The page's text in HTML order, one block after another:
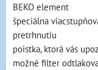
BEKO element
špeciálna
pretrhnutiu
poistka, ktorá vás
možné filter